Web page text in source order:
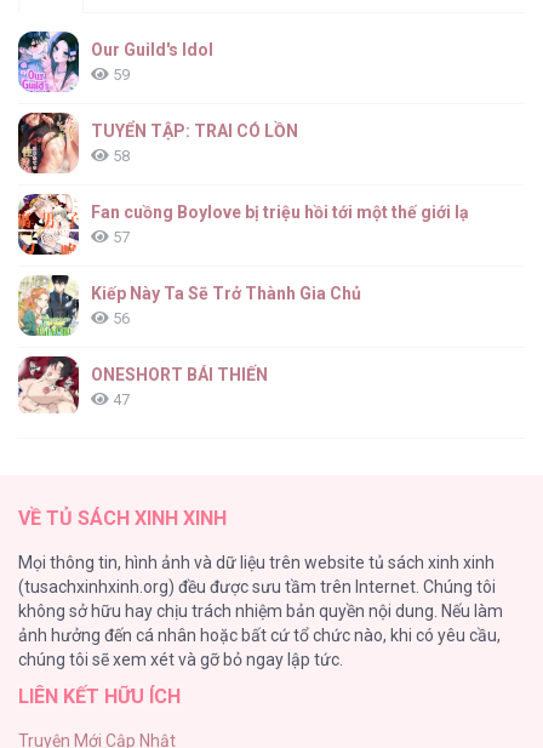
Our Guild's Idol
59
TUYỂN TẬP: TRAI CÓ LỒN
58
Fan cuồng Boylove bị triệu hồi tới một thế giới lạ
57
Kiếp Này Ta Sẽ Trở Thành Gia Chủ
56
ONESHORT BÁI THIẾN
47
36
Tuyển Tập Manhwa Ngắn Bạo Dăm
34
Khế Ước Hôn Nhân Của Mẹ Tôi
VỀ TỦ SÁCH XINH XINH
Mọi thông tin, hình ảnh và dữ liệu trên website tủ sách xinh xinh
(tusachxinhxinh.org) đều được sưu tầm trên Internet. Chúng tôi
không sở hữu hay chịu trách nhiệm bản quyền nội dung. Nếu làm
ảnh hưởng đến cá nhân hoặc bất cứ tổ chức nào, khi có yêu cầu,
chúng tôi sẽ xem xét và gỡ bỏ ngay lập tức.
LIÊN KẾT HỮU ÍCH
Truyện Mới Cập Nhật